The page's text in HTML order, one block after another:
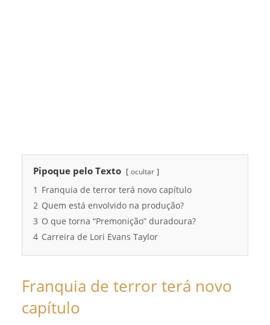
Pipoque pelo Texto ocultar
1 Franquia de terror terá novo capítulo
2 Quem está envolvido na produção?
3 O que torna “Premonição” duradoura?
4 Carreira de Lori Evans Taylor
Franquia de terror terá novo
capítulo